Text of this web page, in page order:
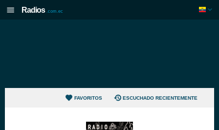
Radios .com.ec
FAVORITOS ESCUCHADO RECIENTEMENTE